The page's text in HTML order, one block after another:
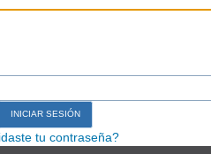
tu contraseña?